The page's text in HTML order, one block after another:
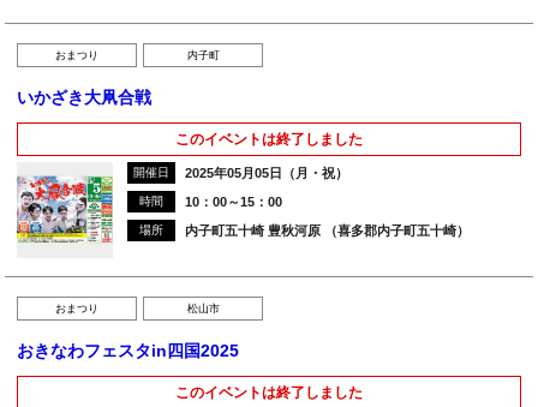
おまつり 内子町
いかざき大凧合戦
このイベントは終了しました
開催日 2025年05月05日（月・祝）
時間 10：00～15：00
場所 内子町五十崎 豊秋河原 （喜多郡内子町五十崎）
おまつり 松山市
おきなわフェスタin四国2025
このイベントは終了しました